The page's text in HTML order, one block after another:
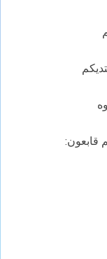
قابعون: